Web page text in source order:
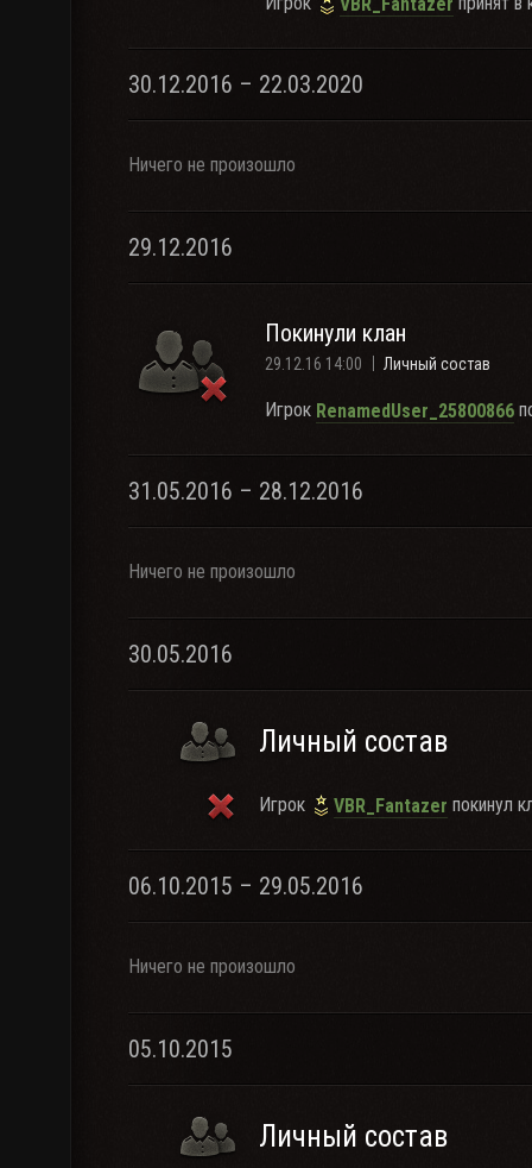
30.12.2016 – 22.03.2020
Ничего не произошло
29.12.2016
Покинули клан
29.12.16 14:00 Личный состав
Игрок RenamedUser_25800866
31.05.2016 – 28.12.2016
Ничего не произошло
30.05.2016
Личный состав
Игрок VBR_Fantazer покинул
06.10.2015 – 29.05.2016
Ничего не произошло
05.10.2015
Личный состав